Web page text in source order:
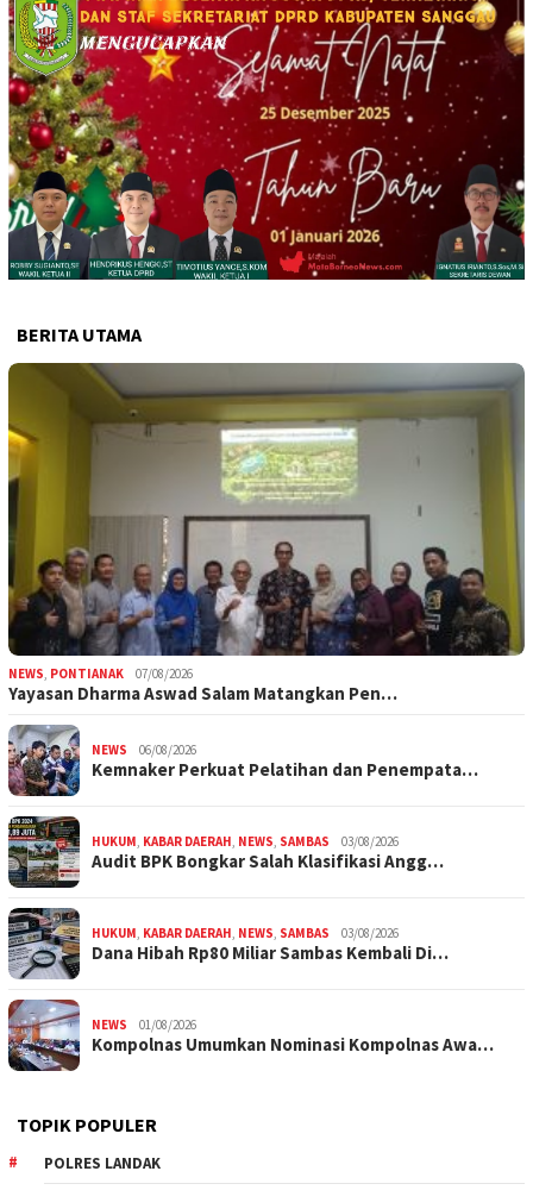
BERITA UTAMA
NEWS PONTIANAK 07/08/2026
Yayasan Dharma Aswad Salam Matangkan Pen…
NEWS 06/08/2026
Kemnaker Perkuat Pelatihan dan Penempata…
HUKUM KABAR DAERAH NEWS SAMBAS 03/08/2026
Audit BPK Bongkar Salah Klasifikasi Angg…
HUKUM KABAR DAERAH NEWS SAMBAS 03/08/2026
Dana Hibah Rp80 Miliar Sambas Kembali Di…
NEWS 01/08/2026
Kompolnas Umumkan Nominasi Kompolnas Awa…
TOPIK POPULER
POLRES LANDAK